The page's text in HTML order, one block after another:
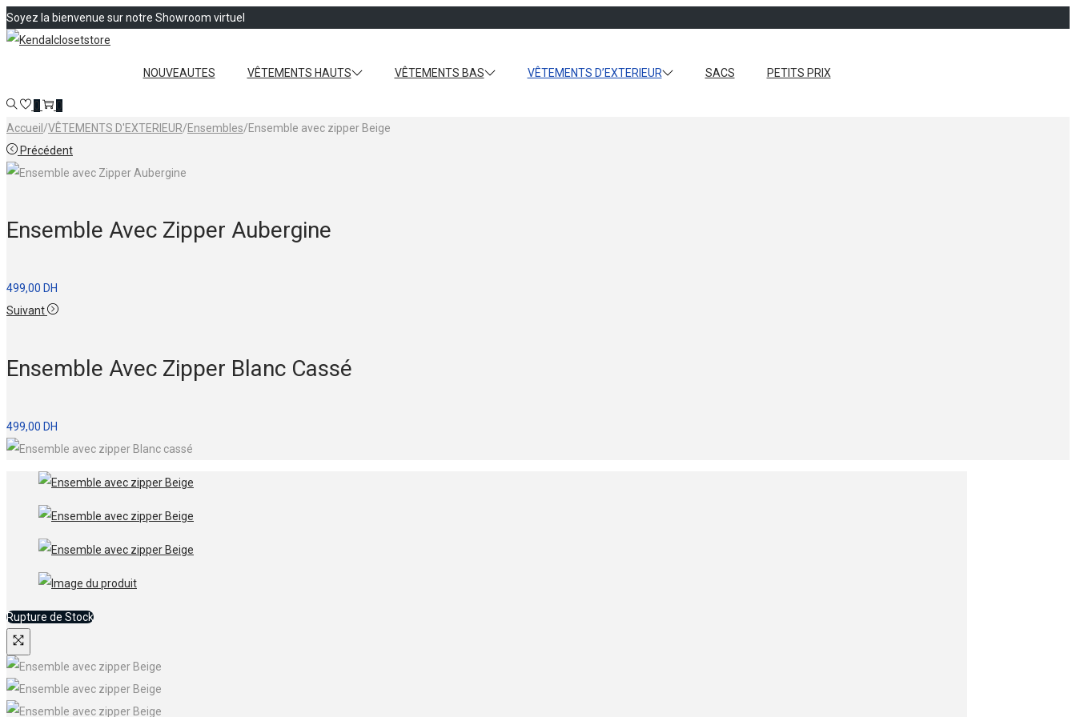
Soyez la bienvenue sur notre Showroom virtuel
Passer
navigation
Passer
NOUVEAUTES VÊTEMENTS HAUTS VÊTEMENTS BAS VÊTEMENTS D’EXTERIEUR SACS PETITS PRIX
0
0
Accueil /VÊTEMENTS D'EXTERIEUR/Ensembles/Ensemble avec zipper Beige
Précédent
Ensemble Avec Zipper Aubergine
499,00 DH
Suivant
Ensemble Avec Zipper Blanc Cassé
499,00 DH
Rupture de Stock